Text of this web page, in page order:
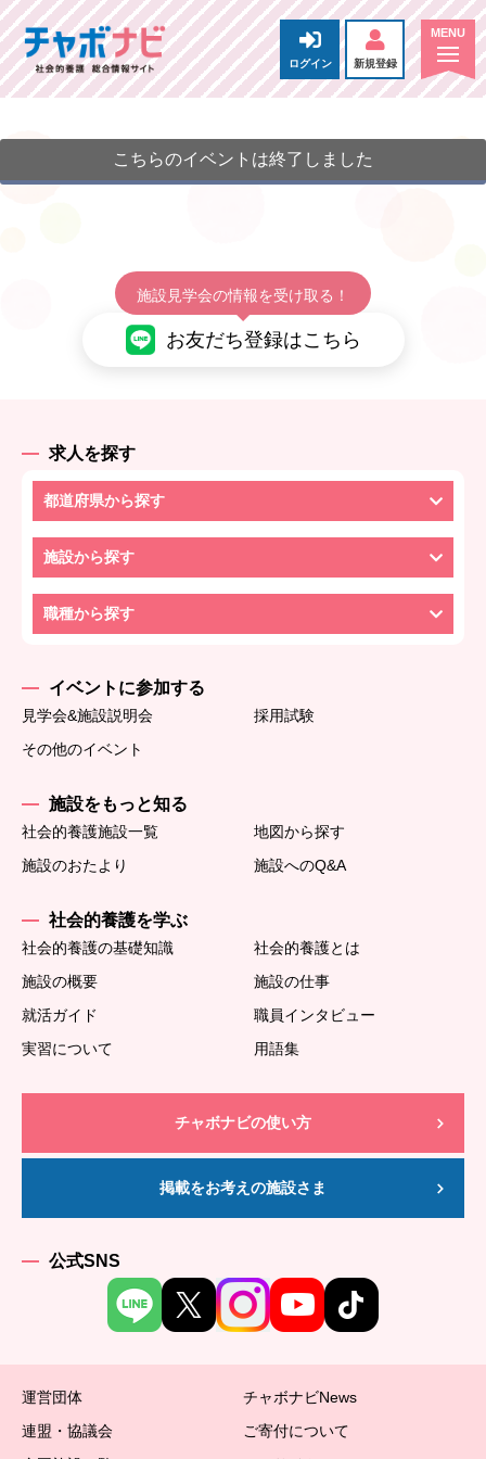
ログイン 新規登録
こちらのイベントは終了しました
施設見学会の情報を受け取る！
お友だち登録はこちら
求人を探す
都道府県から探す
施設から探す
職種から探す
イベントに参加する
見学会&施設説明会
採用試験
その他のイベント
施設をもっと知る
社会的養護施設一覧
地図から探す
施設のおたより
施設へのQ&A
社会的養護を学ぶ
社会的養護の基礎知識
社会的養護とは
施設の概要
施設の仕事
就活ガイド
職員インタビュー
実習について
用語集
チャボナビの使い方
掲載をお考えの施設さま
公式SNS
運営団体
チャボナビNews
連盟・協議会
ご寄付について